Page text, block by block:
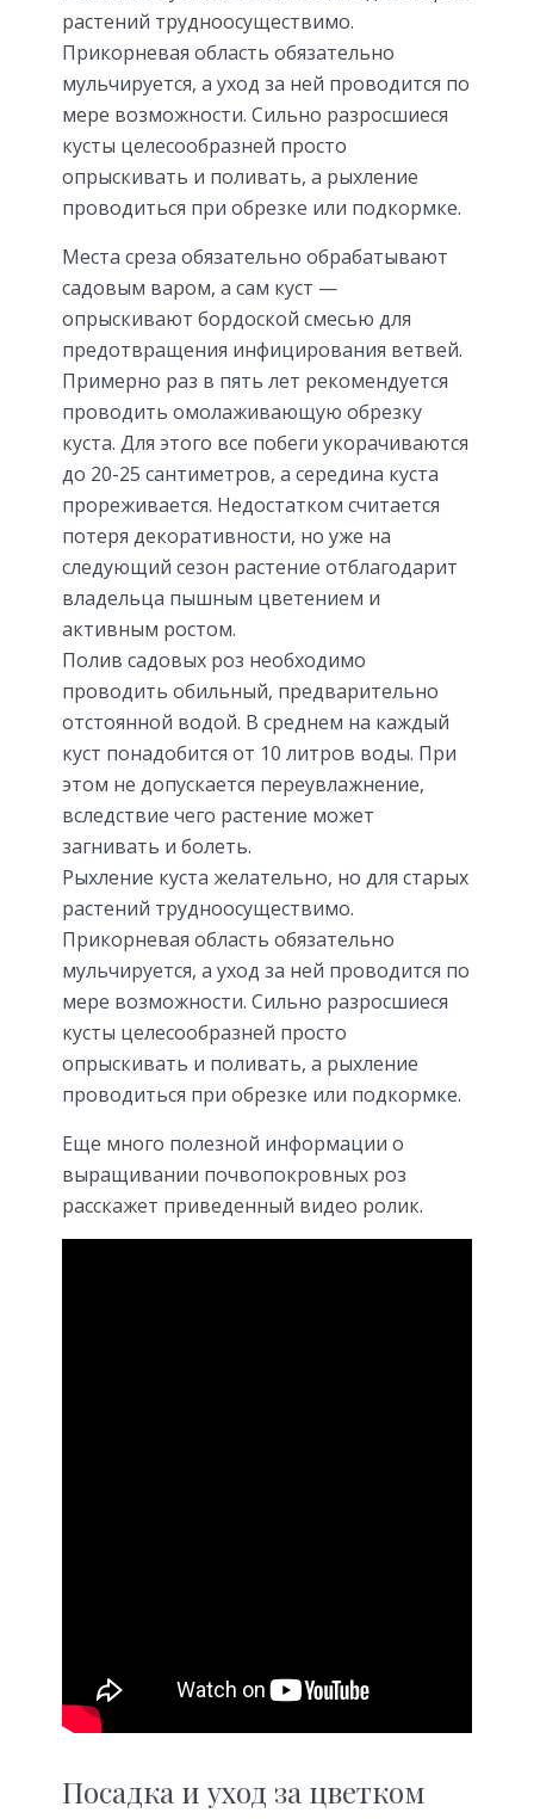
растений трудноосуществимо.
Прикорневая область обязательно
мульчируется, а уход за ней проводится по
мере возможности. Сильно разросшиеся
кусты целесообразней просто
опрыскивать и поливать, а рыхление
проводиться при обрезке или подкормке.
Места среза обязательно обрабатывают
садовым варом, а сам куст —
опрыскивают бордоской смесью для
предотвращения инфицирования ветвей.
Примерно раз в пять лет рекомендуется
проводить омолаживающую обрезку
куста. Для этого все побеги укорачиваются
до 20-25 сантиметров, а середина куста
прореживается. Недостатком считается
потеря декоративности, но уже на
следующий сезон растение отблагодарит
владельца пышным цветением и
активным ростом.
Полив садовых роз необходимо
проводить обильный, предварительно
отстоянной водой. В среднем на каждый
куст понадобится от 10 литров воды. При
этом не допускается переувлажнение,
вследствие чего растение может
загнивать и болеть.
Рыхление куста желательно, но для старых
растений трудноосуществимо.
Прикорневая область обязательно
мульчируется, а уход за ней проводится по
мере возможности. Сильно разросшиеся
кусты целесообразней просто
опрыскивать и поливать, а рыхление
проводиться при обрезке или подкормке.
Еще много полезной информации о
выращивании почвопокровных роз
расскажет приведенный видео ролик.
Посадка и уход за цветком